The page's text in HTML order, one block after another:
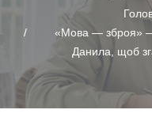
«Мова — зброя» —
Данила, щоб